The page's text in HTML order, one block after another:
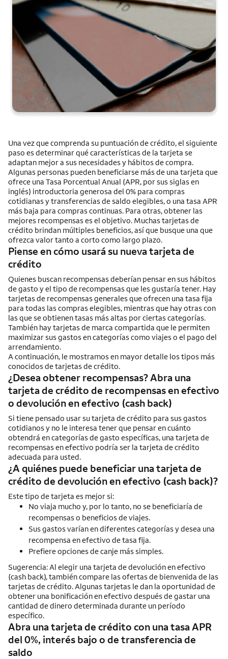
Una vez que comprenda su puntuación de crédito, el siguiente
paso es determinar qué características de la tarjeta se
adaptan mejor a sus necesidades y hábitos de compra.
Algunas personas pueden beneficiarse más de una tarjeta que
ofrece una Tasa Porcentual Anual (APR, por sus siglas en
inglés) introductoria generosa del 0% para compras
cotidianas y transferencias de saldo elegibles, o una tasa APR
más baja para compras continuas. Para otras, obtener las
mejores recompensas es el objetivo. Muchas tarjetas de
crédito brindan múltiples beneficios, así que busque una que
ofrezca valor tanto a corto como largo plazo.
Piense en cómo usará su nueva tarjeta de
crédito
Quienes buscan recompensas deberían pensar en sus hábitos
de gasto y el tipo de recompensas que les gustaría tener. Hay
tarjetas de recompensas generales que ofrecen una tasa fija
para todas las compras elegibles, mientras que hay otras con
las que se obtienen tasas más altas por ciertas categorías.
También hay tarjetas de marca compartida que le permiten
maximizar sus gastos en categorías como viajes o el pago del
arrendamiento.
A continuación, le mostramos en mayor detalle los tipos más
conocidos de tarjetas de crédito.
¿Desea obtener recompensas? Abra una
tarjeta de crédito de recompensas en efectivo
o devolución en efectivo (cash back)
Si tiene pensado usar su tarjeta de crédito para sus gastos
cotidianos y no le interesa tener que pensar en cuánto
obtendrá en categorías de gasto específicas, una tarjeta de
recompensas en efectivo podría ser la tarjeta de crédito
adecuada para usted.
¿A quiénes puede beneficiar una tarjeta de
crédito de devolución en efectivo (cash back)?
Este tipo de tarjeta es mejor si:
No viaja mucho y, por lo tanto, no se beneficiaría de
recompensas o beneficios de viajes.
Sus gastos varían en diferentes categorías y desea una
recompensa en efectivo de tasa fija.
Prefiere opciones de canje más simples.
Sugerencia: Al elegir una tarjeta de devolución en efectivo
(cash back), también compare las ofertas de bienvenida de las
tarjetas de crédito. Algunas tarjetas le dan la oportunidad de
obtener una bonificación en efectivo después de gastar una
cantidad de dinero determinada durante un período
específico.
Abra una tarjeta de crédito con una tasa APR
del 0%, interés bajo o de transferencia de
saldo